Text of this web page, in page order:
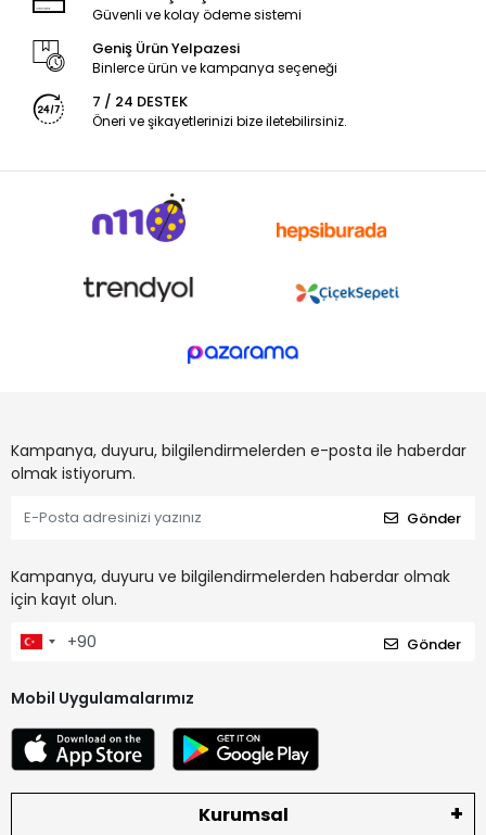
Güvenli ve kolay ödeme sistemi
Geniş Ürün Yelpazesi
Binlerce ürün ve kampanya seçeneği
7 / 24 DESTEK
Öneri ve şikayetlerinizi bize iletebilirsiniz.
Kampanya, duyuru, bilgilendirmelerden e-posta ile haberdar
olmak istiyorum.
Gönder
Kampanya, duyuru ve bilgilendirmelerden haberdar olmak
için kayıt olun.
Gönder
Mobil Uygulamalarımız
Kurumsal